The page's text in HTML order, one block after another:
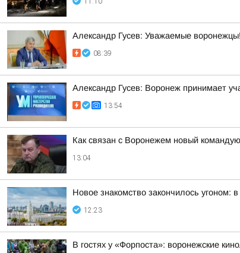
Александр Гусев: Уважаемые
08:39
Александр Гусев: Воронеж принимает
13:54
Как связан с Воронежем новый
13:04
Новое знакомство закончилось угоном:
12:23
В гостях у «Форпоста»: воронежские